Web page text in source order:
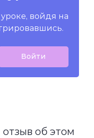
войдя на
Войти
об этом